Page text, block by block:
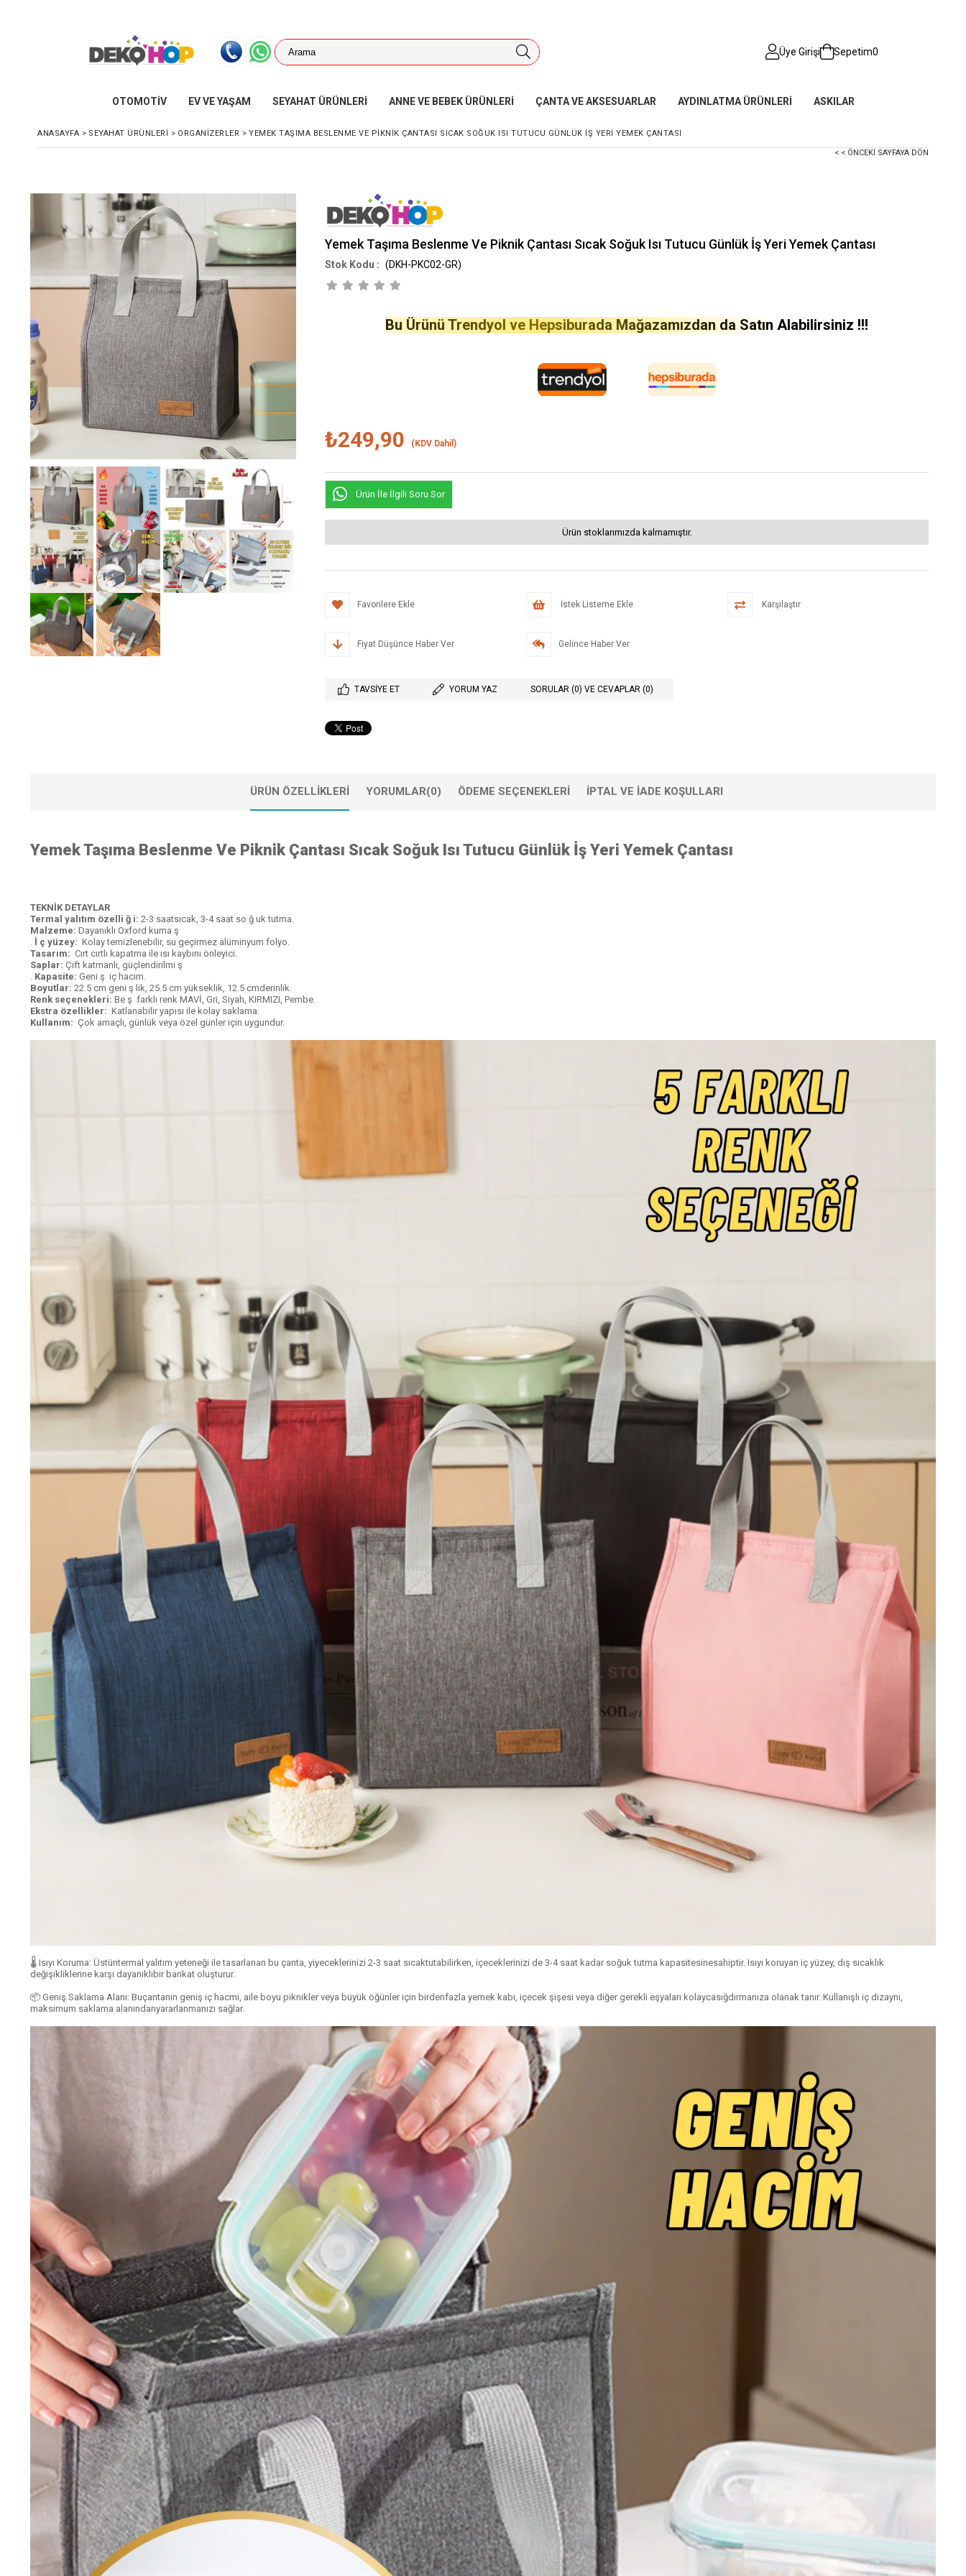
Üye Girişi Sepetim0
OTOMOTİV EV VE YAŞAM SEYAHAT ÜRÜNLERİ ANNE VE BEBEK ÜRÜNLERİ ÇANTA VE AKSESUARLAR AYDINLATMA ÜRÜNLERİ ASKILAR
ANASAYFA > SEYAHAT ÜRÜNLERİ > ORGANİZERLER > YEMEK TAŞIMA BESLENME VE PIKNIK ÇANTASI SICAK SOĞUK ISI TUTUCU GÜNLÜK İŞ YERI YEMEK ÇANTASI
< < ÖNCEKI SAYFAYA DÖN
Yemek Taşıma Beslenme Ve Piknik Çantası Sıcak Soğuk Isı Tutucu Günlük İş Yeri Yemek Çantası
(DKH-PKC02-GR)
Bu Ürünü Trendyol ve Hepsiburada Mağazamızdan da Satın Alabilirsiniz !!!
₺249,90 (KDV Dahil)
Ürün İle İlgili Soru Sor
Ürün stoklarımızda kalmamıştır.
Favorilere Ekle İstek Listeme Ekle Karşılaştır
Fiyat Düşünce Haber Ver Gelince Haber Ver
TAVSIYE ET YORUM YAZ SORULAR (0) VE CEVAPLAR (0)
ÜRÜN ÖZELLIKLERI YORUMLAR(0) ÖDEME SEÇENEKLERI IPTAL VE IADE KOŞULLARI
Yemek Taşıma Beslenme Ve Piknik Çantası Sıcak Soğuk Isı Tutucu Günlük İş Yeri Yemek Çantası
TEKNİK DETAYLAR
Termal yalıtım özelli ğ i: 2-3 saatsıcak, 3-4 saat so ğ uk tutma.
Malzeme: Dayanıklı Oxford kuma ş
İ ç yüzey: Kolay temizlenebilir, su geçirmez alüminyum folyo.
Tasarım: Cırt cırtlı kapatma ile ısı kaybını önleyici.
Saplar: Çift katmanlı, güçlendirilmi ş
Kapasite: Geni ş iç hacim.
Boyutlar: 22.5 cm geni ş lik, 25.5 cm yükseklik, 12.5 cmderinlik.
Renk seçenekleri: Be ş farklı renk MAVİ, Gri, Siyah, KIRMIZI, Pembe.
Ekstra özellikler: Katlanabilir yapısı ile kolay saklama.
Kullanım: Çok amaçlı, günlük veya özel günler için uygundur.
🌡️ Isıyı Koruma: Üstüntermal yalıtım yeteneği ile tasarlanan bu çanta, yiyeceklerinizi 2-3 saat sıcaktutabilirken, içeceklerinizi de 3-4 saat kadar soğuk tutma kapasitesinesahiptir. Isıyı koruyan iç yüzey, dış sıcaklık
değişikliklerine karşı dayanıklıbir barikat oluşturur.
📦 Geniş Saklama Alanı: Buçantanın geniş iç hacmi, aile boyu piknikler veya büyük öğünler için birdenfazla yemek kabı, içecek şişesi veya diğer gerekli eşyaları kolaycasığdırmanıza olanak tanır. Kullanışlı iç dizaynı,
maksimum saklama alanındanyararlanmanızı sağlar.